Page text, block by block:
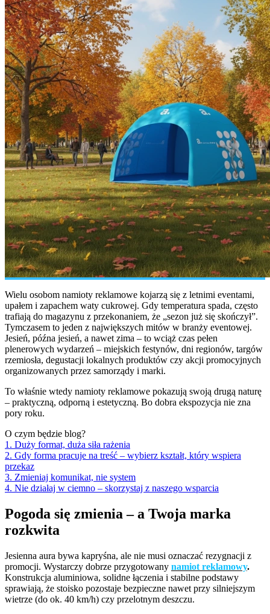
Wielu osobom namioty reklamowe kojarzą się z letnimi eventami,
upałem i zapachem waty cukrowej. Gdy temperatura spada, często
trafiają do magazynu z przekonaniem, że „sezon już się skończył”.
Tymczasem to jeden z największych mitów w branży eventowej.
Jesień, późna jesień, a nawet zima – to wciąż czas pełen
plenerowych wydarzeń – miejskich festynów, dni regionów, targów
rzemiosła, degustacji lokalnych produktów czy akcji promocyjnych
organizowanych przez samorządy i marki.
To właśnie wtedy namioty reklamowe pokazują swoją drugą naturę
– praktyczną, odporną i estetyczną. Bo dobra ekspozycja nie zna
pory roku.
O czym będzie blog?
1. Duży format, duża siła rażenia
2. Gdy forma pracuje na treść – wybierz kształt, który wspiera
przekaz
3. Zmieniaj komunikat, nie system
4. Nie działaj w ciemno – skorzystaj z naszego wsparcia
Pogoda się zmienia – a Twoja marka
rozkwita
Jesienna aura bywa kapryśna, ale nie musi oznaczać rezygnacji z
promocji. Wystarczy dobrze przygotowany namiot reklamowy.
Konstrukcja aluminiowa, solidne łączenia i stabilne podstawy
sprawiają, że stoisko pozostaje bezpieczne nawet przy silniejszym
wietrze (do ok. 40 km/h) czy przelotnym deszczu.